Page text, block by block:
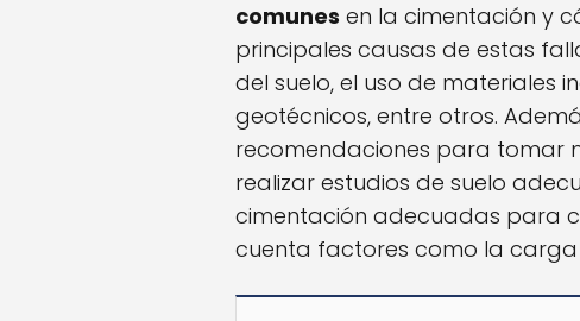
comunes en la cimentación y
principales causas de estas
del suelo, el uso de materiales
geotécnicos, entre otros.
recomendaciones para tomar
realizar estudios de suelo
cimentación adecuadas para
cuenta factores como la carga